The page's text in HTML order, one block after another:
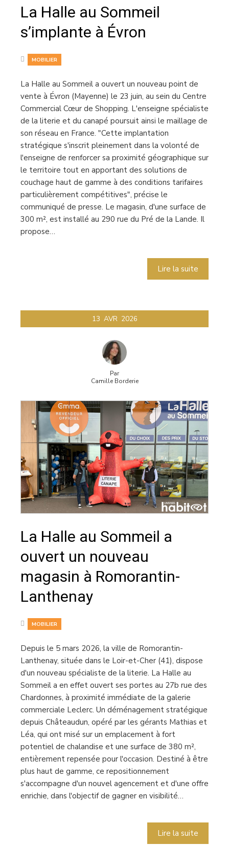
La Halle au Sommeil
s’implante à Évron
MOBILIER
La Halle au Sommeil a ouvert un nouveau point de
vente à Évron (Mayenne) le 23 juin, au sein du Centre
Commercial Cœur de Shopping. L'enseigne spécialiste
de la literie et du canapé poursuit ainsi le maillage de
son réseau en France. "Cette implantation
stratégique s'inscrit pleinement dans la volonté de
l'enseigne de renforcer sa proximité géographique sur
le territoire tout en apportant des solutions de
couchage haut de gamme à des conditions tarifaires
particulièrement compétitives", précise le
communiqué de presse. Le magasin, d'une surface de
300 m², est installé au 290 rue du Pré de la Lande. Il
propose…
Lire la suite
13 AVR 2026
Par
Camille Borderie
La Halle au Sommeil a
ouvert un nouveau
magasin à Romorantin-
Lanthenay
MOBILIER
Depuis le 5 mars 2026, la ville de Romorantin-
Lanthenay, située dans le Loir-et-Cher (41), dispose
d'un nouveau spécialiste de la literie. La Halle au
Sommeil a en effet ouvert ses portes au 27b rue des
Chardonnes, à proximité immédiate de la galerie
commerciale Leclerc. Un déménagement stratégique
depuis Châteaudun, opéré par les gérants Mathias et
Léa, qui ont misé sur un emplacement à fort
potentiel de chalandise et une surface de 380 m²,
entièrement repensée pour l'occasion. Destiné à être
plus haut de gamme, ce repositionnement
s'accompagne d'un nouvel agencement et d'une offre
enrichie, dans l'objectif de gagner en visibilité…
Lire la suite